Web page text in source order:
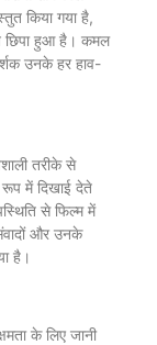
किया गया है,
छिपा हुआ है। कमल
उनके हर हाव-
तरीके से
रूप में दिखाई देते
से फिल्म में
और उनके
है।
के लिए जानी